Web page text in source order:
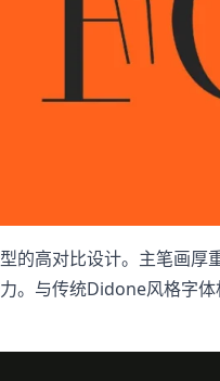
的高对比设计。主笔画
。与传统Didone风格字